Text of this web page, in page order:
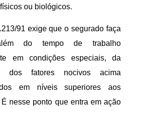
ou biológicos.
91 exige que o segurado faça
do tempo de trabalho
em condições especiais, da
dos fatores nocivos acima
em níveis superiores aos
nesse ponto que entra em ação